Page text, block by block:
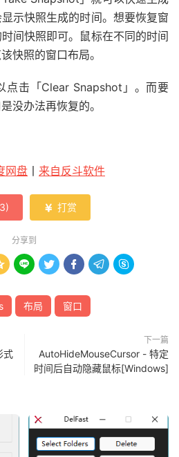
示快照生成的时间。想要恢复窗
间快照即可。鼠标在不同的时间
快照的窗口布局。
点击「Clear Snapshot」。而要
没办法再恢复的。
网盘 来自反斗软件
3)  打赏
分享到
    
布局 窗口
式
下一篇
AutoHideMouseCursor - 特定
时间后自动隐藏鼠标[Windows]